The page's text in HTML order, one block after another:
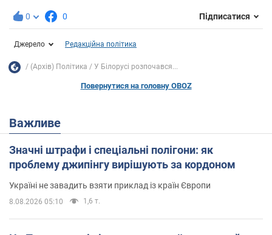
0 0 Підписатися
Джерело Редакційна політика
(Архів) Політика У Білорусі розпочався...
Повернутися на головну OBOZ
Важливе
Значні штрафи і спеціальні полігони: як
проблему джипінгу вирішують за кордоном
Україні не завадить взяти приклад із країн Європи
8.08.2026 05:10 1,6 т.